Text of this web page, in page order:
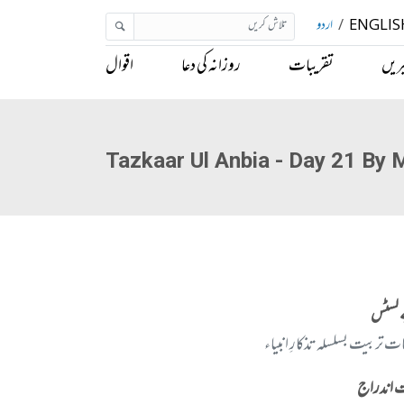
/ اردو
تقریبات روزانہ کی دعا اقوال
Tazkaar Ul Anbia - Day 21 By
تربیت بسلسلہ تذکارِ انبیاء